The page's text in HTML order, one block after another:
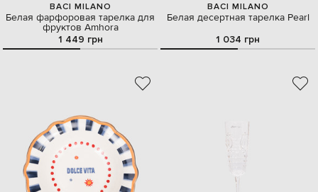
BACI MILANO
Белая фарфоровая тарелка для
фруктов Amhora
1 449 грн
BACI MILANO
Белая десертная тарелка Pearl
1 034 грн